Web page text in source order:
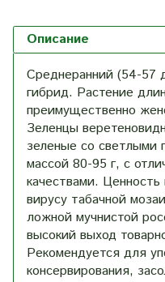
Описание
Среднеранний (54-57
гибрид. Растение
преимущественно
Зеленцы
зеленые со светлыми
массой 80-95 г, с
качествами.
вирусу табачной
ложной мучнистой
высокий выход
Рекомендуется для
консервирования,